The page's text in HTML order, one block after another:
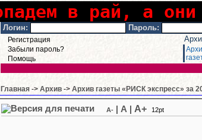
в рай, а
Логин: Пароль:
Регистрация
Забыли пароль?
Помощь
Главная -> Архив -> Архив газеты «РИСК экспресс» за
A- A A+ 12pt